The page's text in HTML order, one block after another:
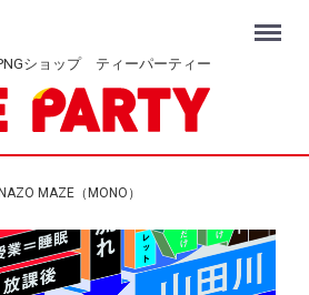
ショップ ティーパーティー
Menu
MAZE（MONO）